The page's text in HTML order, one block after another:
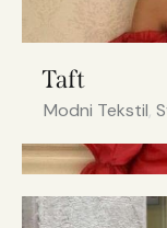
Taft
Modni Tekstil,